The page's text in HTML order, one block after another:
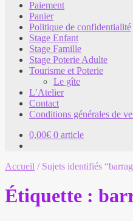
Paiement
Panier
Politique de confidentialité
Stage Enfant
Stage Famille
Stage Poterie Adulte
Tourisme et Poterie
Le gîte
L’Atelier
Contact
Conditions générales de
0,00€ 0 article
Accueil / Sujets identifiés
Étiquette :